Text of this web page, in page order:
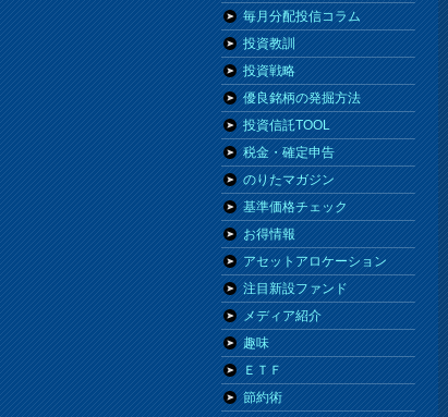
毎月分配投信コラム
投資教訓
投資戦略
優良銘柄の発掘方法
投資信託TOOL
税金・確定申告
のりたマガジン
基準価格チェック
お得情報
アセットアロケーション
注目新設ファンド
メディア紹介
趣味
ＥＴＦ
節約術